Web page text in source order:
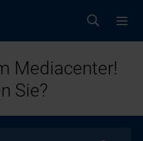
Mediacenter!
Sie?